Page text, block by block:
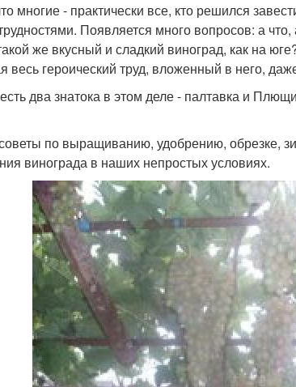
многие - практически все, кто решился
Появляется много вопросов: а
же вкусный и сладкий виноград, как на
весь героический труд, вложенный в него,
два знатока в этом деле - палтавка и
по выращиванию, удобрению, обрезке,
винограда в наших непростых условиях.